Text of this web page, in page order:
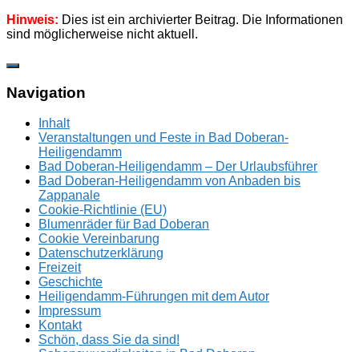
Hinweis: Dies ist ein archivierter Beitrag. Die Informationen
sind möglicherweise nicht aktuell.
Zum
springen
Navigation
Inhalt
Veranstaltungen und Feste in Bad Doberan-
Heiligendamm
Bad Doberan-Heiligendamm – Der Urlaubsführer
Bad Doberan-Heiligendamm von Anbaden bis
Zappanale
Cookie-Richtlinie (EU)
Blumenräder für Bad Doberan
Cookie Vereinbarung
Datenschutzerklärung
Freizeit
Geschichte
Heiligendamm-Führungen mit dem Autor
Impressum
Kontakt
Schön, dass Sie da sind!